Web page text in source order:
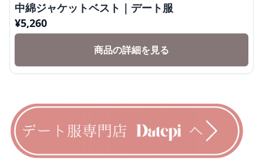
中綿ジャケットベスト｜デート服
¥5,260
商品の詳細を見る